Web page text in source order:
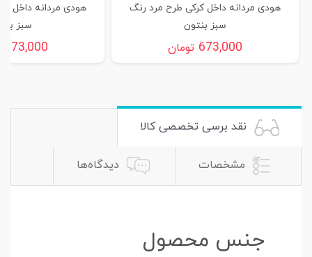
هودی مردانه داخل کرکی طرح مرد رنگ
سبز بنتون
673,000 تومان
هودی مردانه داخل
سبز
673,000
نقد برسی تخصصی کالا
مشخصات دیدگاه‌ها
جنس محصول